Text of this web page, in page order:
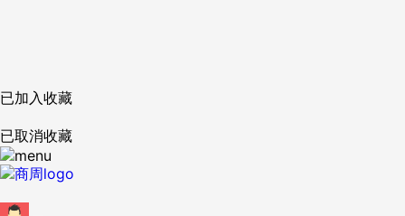
已加入收藏
已取消收藏